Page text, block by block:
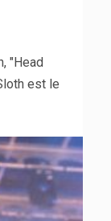
"Head
est le